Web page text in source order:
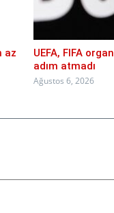
az
UEFA, FIFA
adım atmadı
Ağustos 6, 2026